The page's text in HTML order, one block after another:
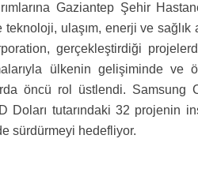
Gaziantep Şehir
ulaşım, enerji ve sağlık
gerçekleştirdiği
ülkenin gelişiminde ve
öncü rol üstlendi.
Doları tutarındaki 32 projenin
sürdürmeyi hedefliyor.